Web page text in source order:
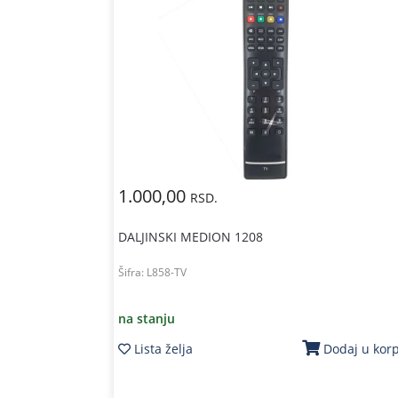
1.000,00 RSD.
DALJINSKI MEDION 1208
Šifra: L858-TV
na stanju
Lista želja
Dodaj u